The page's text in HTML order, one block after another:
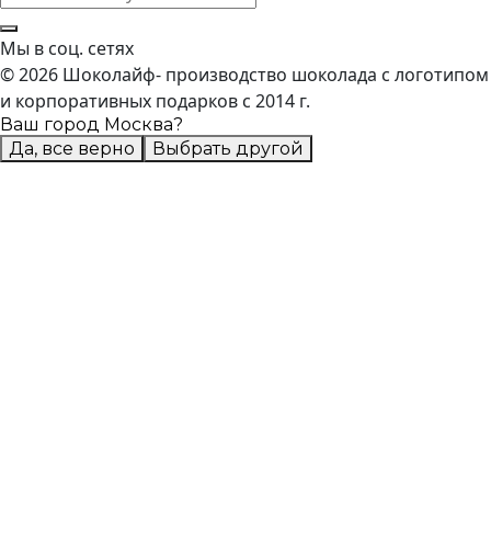
Мы в соц. сетях
© 2026 Шоколайф- производство шоколада с логотипом
и корпоративных подарков с 2014 г.